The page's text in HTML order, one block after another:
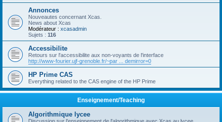
Annonces
Nouveautes concernant Xcas.
News about Xcas
Modérateur : xcasadmin
Sujets : 116
Accessibilite
Retours sur l'accessibilite aux non-voyants de l'interface
http://www-fourier.ujf-grenoble.fr/~par ... demirror=0
HP Prime CAS
Everything related to the CAS engine of the HP Prime
Enseignement/Teaching
Algorithmique lycee